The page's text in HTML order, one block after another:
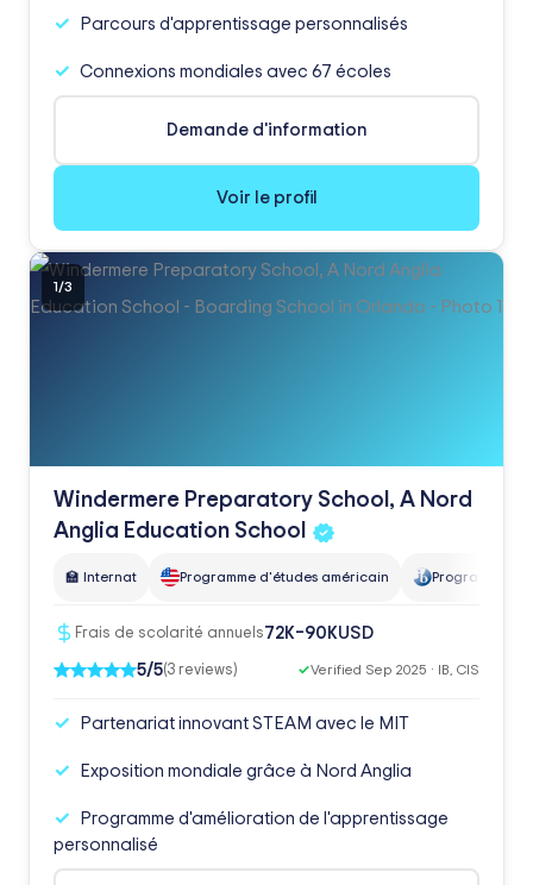
Parcours d'apprentissage personnalisés
Connexions mondiales avec 67 écoles
Demande d'information
Voir le profil
1/3
Windermere Preparatory School, A Nord
Anglia Education School
🏫 Internat Programme d'études américain Programme de
Frais de scolarité annuels72K–90KUSD
5/5(3 reviews) ✓Verified Sep 2025 · IB, CIS
Partenariat innovant STEAM avec le MIT
Exposition mondiale grâce à Nord Anglia
Programme d'amélioration de l'apprentissage
personnalisé